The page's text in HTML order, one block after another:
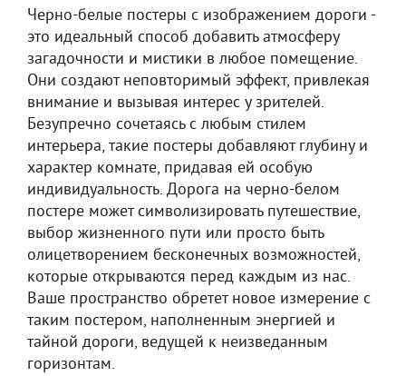
Черно-белые постеры с изображением дороги -
это идеальный способ добавить атмосферу
загадочности и мистики в любое помещение.
Они создают неповторимый эффект, привлекая
внимание и вызывая интерес у зрителей.
Безупречно сочетаясь с любым стилем
интерьера, такие постеры добавляют глубину и
характер комнате, придавая ей особую
индивидуальность. Дорога на черно-белом
постере может символизировать путешествие,
выбор жизненного пути или просто быть
олицетворением бесконечных возможностей,
которые открываются перед каждым из нас.
Ваше пространство обретет новое измерение с
таким постером, наполненным энергией и
тайной дороги, ведущей к неизведанным
горизонтам.